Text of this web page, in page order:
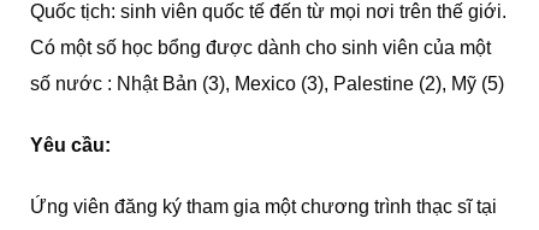
Quốc tịch: sinh viên quốc tế đến từ mọi nơi trên thế giới.
Có một số học bổng được dành cho sinh viên của một
số nước : Nhật Bản (3), Mexico (3), Palestine (2), Mỹ (5)
Yêu cầu:
Ứng viên đăng ký tham gia một chương trình thạc sĩ tại